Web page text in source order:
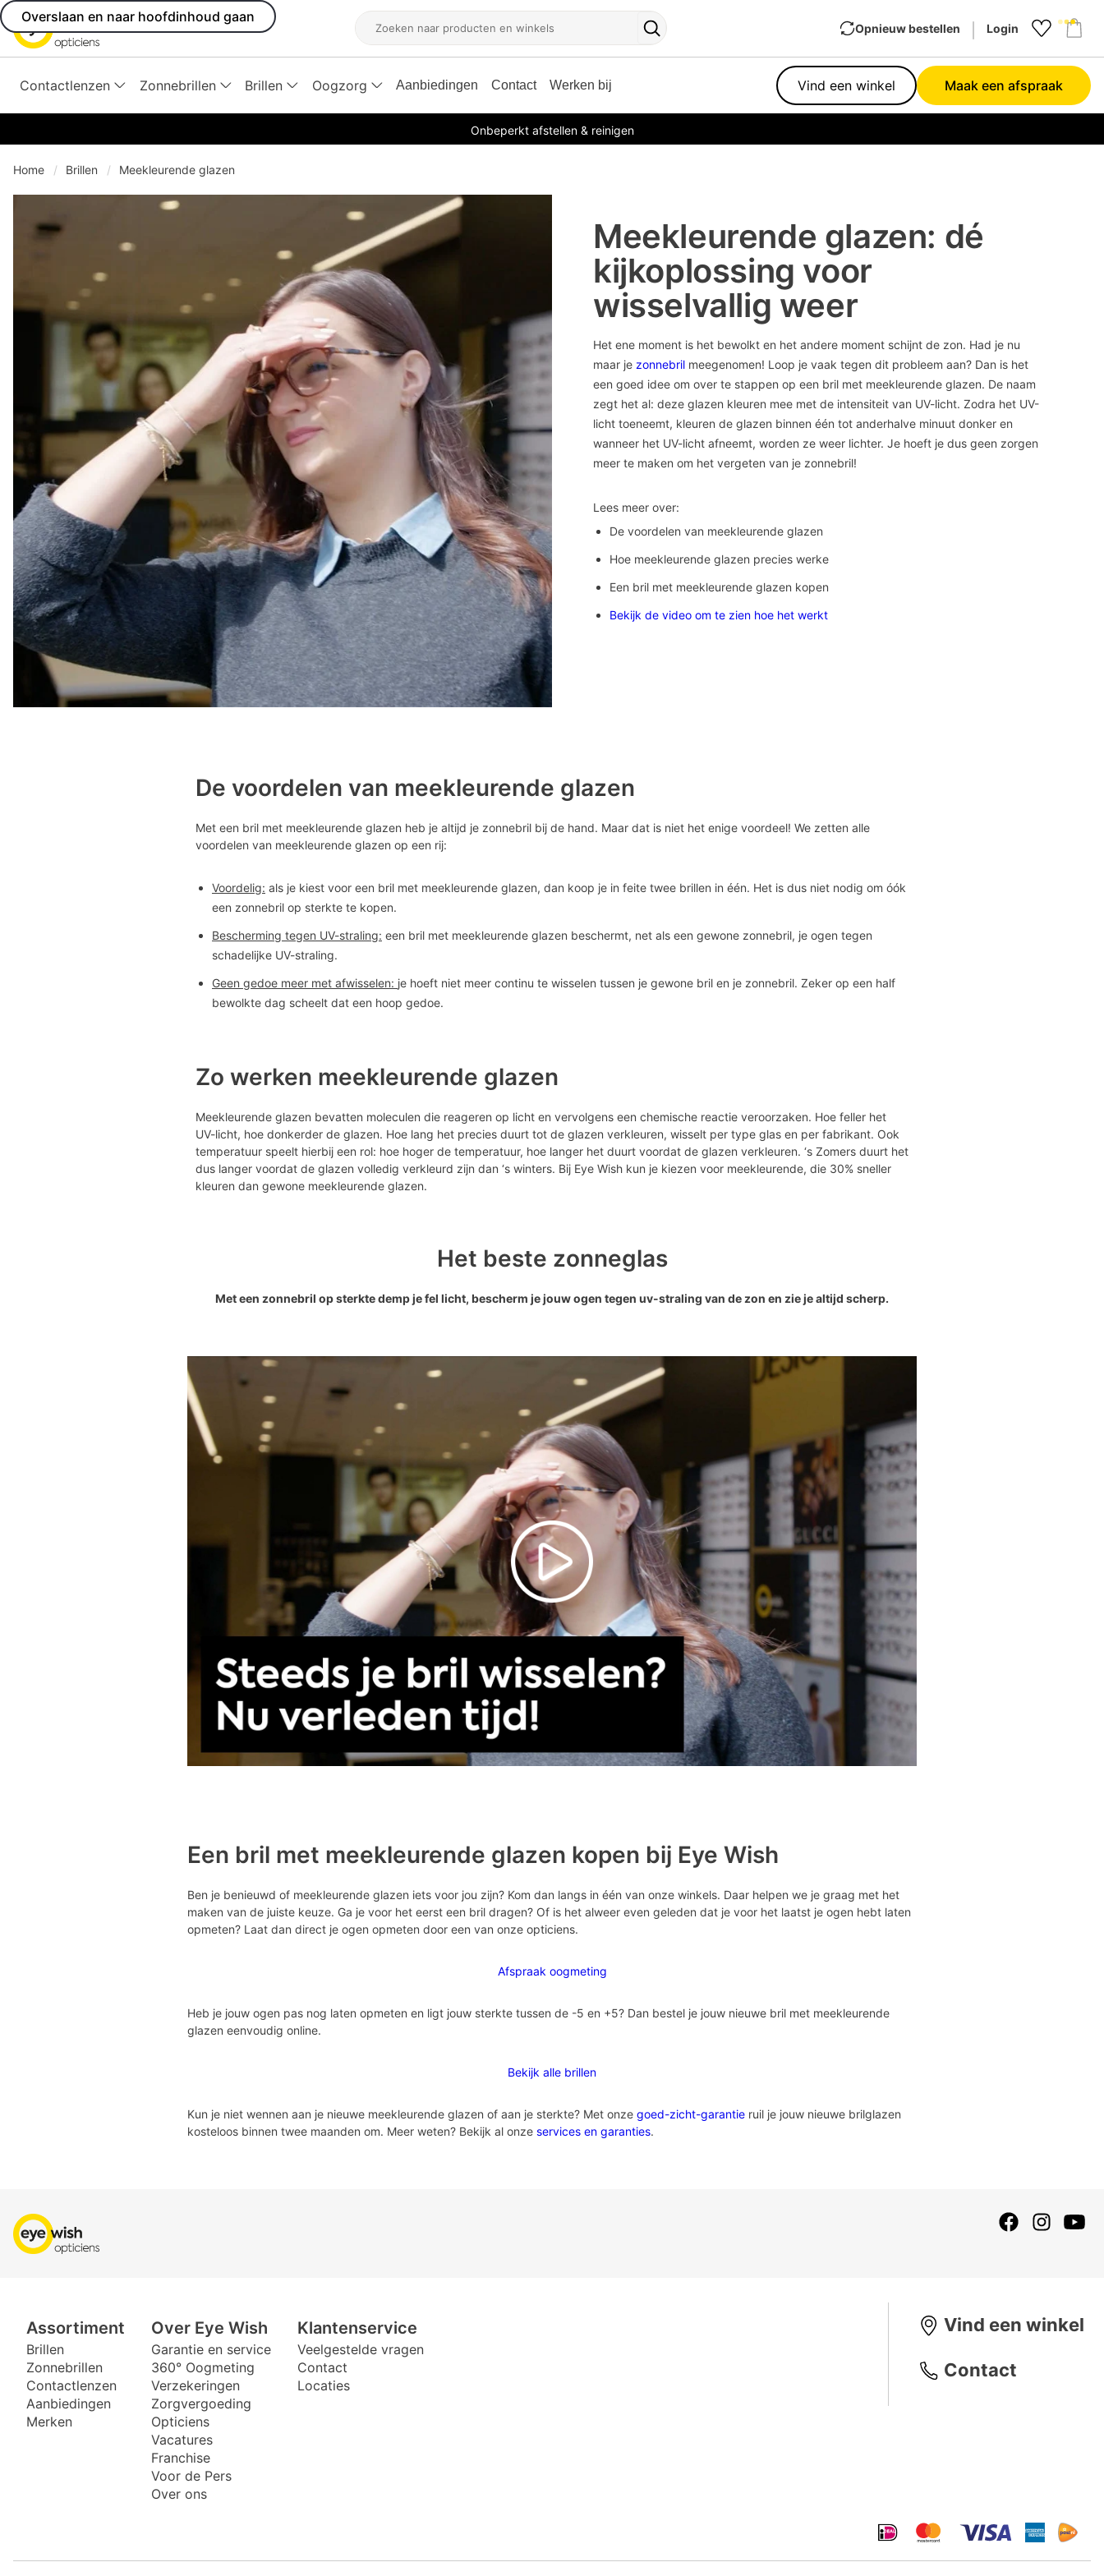
Overslaan en naar hoofdinhoud gaan
Zoeken
Zoekknop
Opnieuw bestellen Login
Contactlenzen Zonnebrillen Brillen Oogzorg Aanbiedingen Contact Werken bij Vind een winkel Maak een afspraak
Onbeperkt afstellen & reinigen
Home Brillen Meekleurende glazen
Meekleurende glazen: dé
kijkoplossing voor
wisselvallig weer
Het ene moment is het bewolkt en het andere moment schijnt de zon. Had je nu
maar je zonnebril meegenomen! Loop je vaak tegen dit probleem aan? Dan is het
een goed idee om over te stappen op een bril met meekleurende glazen. De naam
zegt het al: deze glazen kleuren mee met de intensiteit van UV-licht. Zodra het UV-
licht toeneemt, kleuren de glazen binnen één tot anderhalve minuut donker en
wanneer het UV-licht afneemt, worden ze weer lichter. Je hoeft je dus geen zorgen
meer te maken om het vergeten van je zonnebril!
Lees meer over:
De voordelen van meekleurende glazen
Hoe meekleurende glazen precies werke
Een bril met meekleurende glazen kopen
Bekijk de video om te zien hoe het werkt
De voordelen van meekleurende glazen
Met een bril met meekleurende glazen heb je altijd je zonnebril bij de hand. Maar dat is niet het enige voordeel! We zetten alle
voordelen van meekleurende glazen op een rij:
Voordelig: als je kiest voor een bril met meekleurende glazen, dan koop je in feite twee brillen in één. Het is dus niet nodig om óók
een zonnebril op sterkte te kopen.
Bescherming tegen UV-straling: een bril met meekleurende glazen beschermt, net als een gewone zonnebril, je ogen tegen
schadelijke UV-straling.
Geen gedoe meer met afwisselen: je hoeft niet meer continu te wisselen tussen je gewone bril en je zonnebril. Zeker op een half
bewolkte dag scheelt dat een hoop gedoe.
Zo werken meekleurende glazen
Meekleurende glazen bevatten moleculen die reageren op licht en vervolgens een chemische reactie veroorzaken. Hoe feller het
UV-licht, hoe donkerder de glazen. Hoe lang het precies duurt tot de glazen verkleuren, wisselt per type glas en per fabrikant. Ook
temperatuur speelt hierbij een rol: hoe hoger de temperatuur, hoe langer het duurt voordat de glazen verkleuren. ‘s Zomers duurt het
dus langer voordat de glazen volledig verkleurd zijn dan ‘s winters. Bij Eye Wish kun je kiezen voor meekleurende, die 30% sneller
kleuren dan gewone meekleurende glazen.
Het beste zonneglas
Met een zonnebril op sterkte demp je fel licht, bescherm je jouw ogen tegen uv-straling van de zon en zie je altijd scherp.
Een bril met meekleurende glazen kopen bij Eye Wish
Ben je benieuwd of meekleurende glazen iets voor jou zijn? Kom dan langs in één van onze winkels. Daar helpen we je graag met het
maken van de juiste keuze. Ga je voor het eerst een bril dragen? Of is het alweer even geleden dat je voor het laatst je ogen hebt laten
opmeten? Laat dan direct je ogen opmeten door een van onze opticiens.
Afspraak oogmeting
Heb je jouw ogen pas nog laten opmeten en ligt jouw sterkte tussen de -5 en +5? Dan bestel je jouw nieuwe bril met meekleurende
glazen eenvoudig online.
Bekijk alle brillen
Kun je niet wennen aan je nieuwe meekleurende glazen of aan je sterkte? Met onze goed-zicht-garantie ruil je jouw nieuwe brilglazen
kosteloos binnen twee maanden om. Meer weten? Bekijk al onze services en garanties.
Assortiment
Brillen
Zonnebrillen
Contactlenzen
Aanbiedingen
Merken
Over Eye Wish
Garantie en service
360° Oogmeting
Verzekeringen
Zorgvergoeding
Opticiens
Vacatures
Franchise
Voor de Pers
Over ons
Klantenservice
Veelgestelde vragen
Contact
Locaties
Vind een winkel
Contact